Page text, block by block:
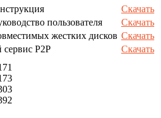
Скачать
пользователя
Скачать
жестких дисков Скачать
P2P
Скачать